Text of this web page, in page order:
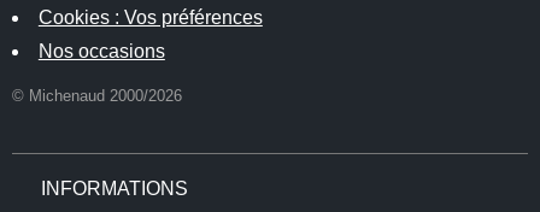
Cookies : Vos préférences
Nos occasions
© Michenaud 2000/2026
INFORMATIONS